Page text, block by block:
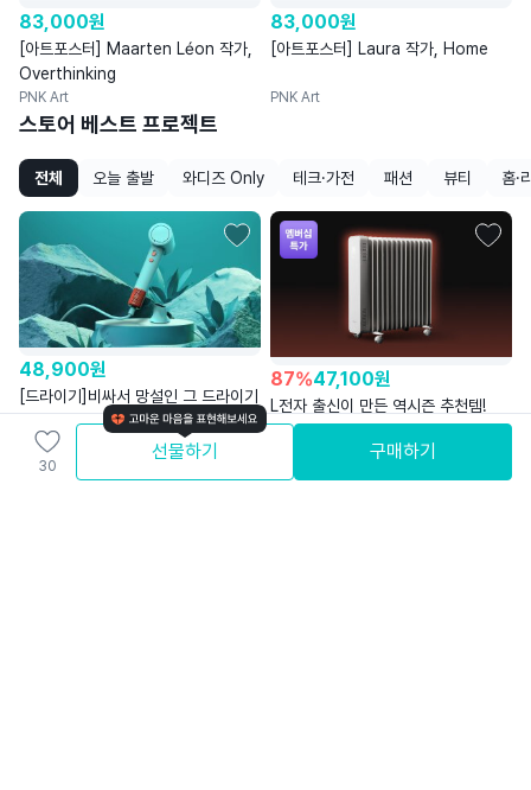
83,000원
[아트포스터] Maarten Léon 작가,
Overthinking
PNK Art
83,000원
[아트포스터] Laura 작가, Home
PNK Art
스토어 베스트 프로젝트
전체 오늘 출발 와디즈 Only 테크·가전 패션 뷰티 홈·
48,900원
[드라이기]비싸서 망설인 그 드라이기
｜4만원대 터보소닉
(주)쉔코리아
4.7
87%47,100원
L전자 출신이 만든 역시즌 추천템!
라디에이터
3.9
30
선물하기 구매하기